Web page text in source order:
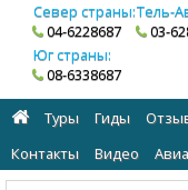
Север страны:
04-6228687
Тель-
03-
Юг страны:
08-6338687
Туры Гиды
Контакты
Видео